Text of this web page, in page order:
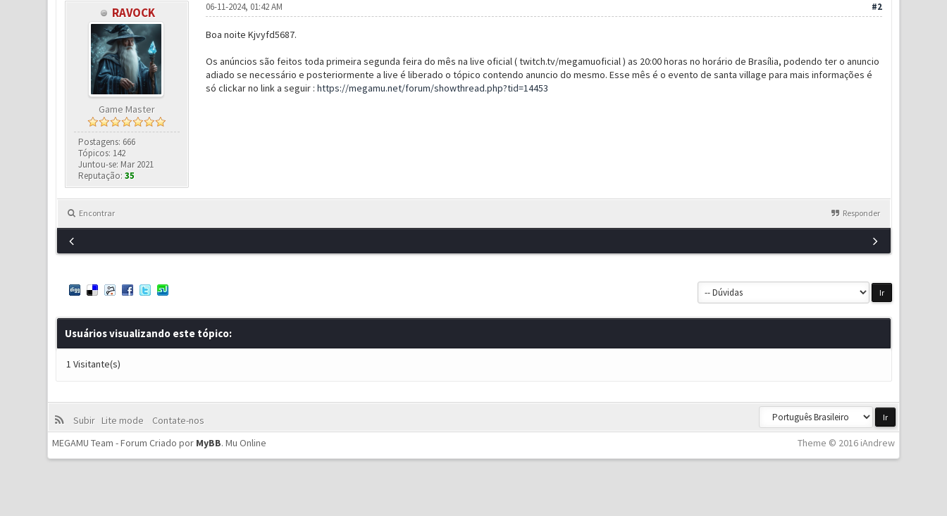
RAVOCK
Game Master
Postagens: 666
Tópicos: 142
Juntou-se: Mar 2021
Reputação:35
#2
06-11-2024, 01:42 AM
Boa noite Kjvyfd5687.
Os anúncios são feitos toda primeira segunda feira do mês na live oficial ( twitch.tv/megamuoficial ) as 20:00 horas no horário de Brasília, podendo ter o anuncio
adiado se necessário e posteriormente a live é liberado o tópico contendo anuncio do mesmo. Esse mês é o evento de santa village para mais informações é
só clickar no link a seguir : https://megamu.net/forum/showthread.php?tid=14453
Encontrar Responder
Usuários visualizando este tópico:
1 Visitante(s)
Subir Lite mode
Contate-nos
Theme © 2016 iAndrew
MEGAMU Team - Forum Criado por MyBB.Mu Online